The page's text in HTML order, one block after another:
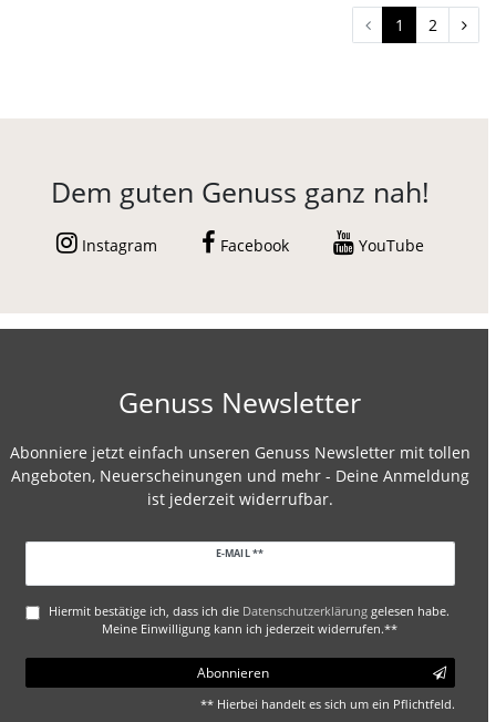
1 2
Dem guten Genuss ganz nah!
Instagram Facebook YouTube
Genuss Newsletter
Abonniere jetzt einfach unseren Genuss Newsletter mit tollen
Angeboten, Neuerscheinungen und mehr - Deine Anmeldung
ist jederzeit widerrufbar.
E-MAIL **
Hiermit bestätige ich, dass ich die Daten­schutz­erklärung gelesen habe.
Meine Einwilligung kann ich jederzeit widerrufen.**
Abonnieren
** Hierbei handelt es sich um ein Pflichtfeld.